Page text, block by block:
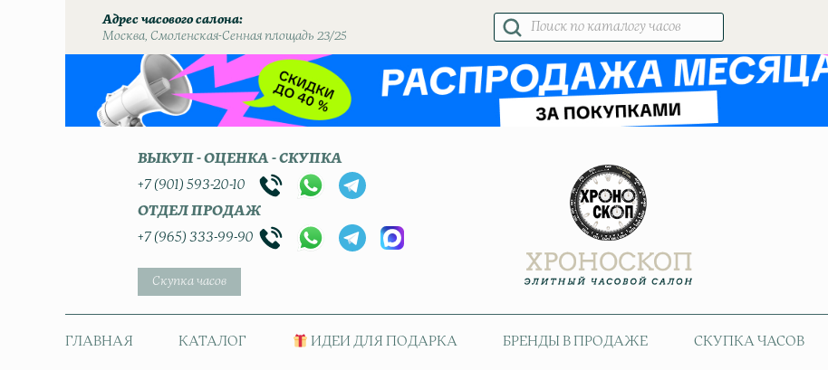
Адрес часового салона
Москва, Смоленская-Сенная площадь 23/25
Поиск
товаров
ВЫКУП - ОЦЕНКА - СКУПКА
+7 (901) 593-20-10
ОТДЕЛ ПРОДАЖ
+7 (965) 333-99-90
Скупка часов
ГЛАВНАЯ КАТАЛОГ ИДЕИ ДЛЯ ПОДАРКА БРЕНДЫ В ПРОДАЖЕ СКУПКА ЧАСОВ